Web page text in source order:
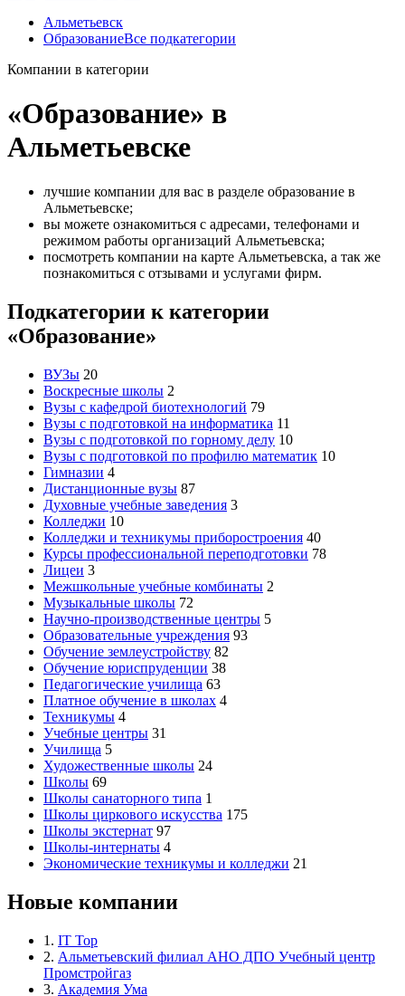
Альметьевск
ОбразованиеВсе подкатегории
Компании в категории
«Образование» в
Альметьевске
лучшие компании для вас в разделе образование в
Альметьевске;
вы можете ознакомиться с адресами, телефонами и
режимом работы организаций Альметьевска;
посмотреть компании на карте Альметьевска, а так же
познакомиться с отзывами и услугами фирм.
Подкатегории к категории
«Образование»
ВУЗы 20
Воскресные школы 2
Вузы с кафедрой биотехнологий 79
Вузы с подготовкой на информатика 11
Вузы с подготовкой по горному делу 10
Вузы с подготовкой по профилю математик 10
Гимназии 4
Дистанционные вузы 87
Духовные учебные заведения 3
Колледжи 10
Колледжи и техникумы приборостроения 40
Курсы профессиональной переподготовки 78
Лицеи 3
Межшкольные учебные комбинаты 2
Музыкальные школы 72
Научно-производственные центры 5
Образовательные учреждения 93
Обучение землеустройству 82
Обучение юриспруденции 38
Педагогические училища 63
Платное обучение в школах 4
Техникумы 4
Учебные центры 31
Училища 5
Художественные школы 24
Школы 69
Школы санаторного типа 1
Школы циркового искусства 175
Школы экстернат 97
Школы-интернаты 4
Экономические техникумы и колледжи 21
Новые компании
1. IT Top
2. Альметьевский филиал АНО ДПО Учебный центр
Промстройгаз
3. Академия Ума